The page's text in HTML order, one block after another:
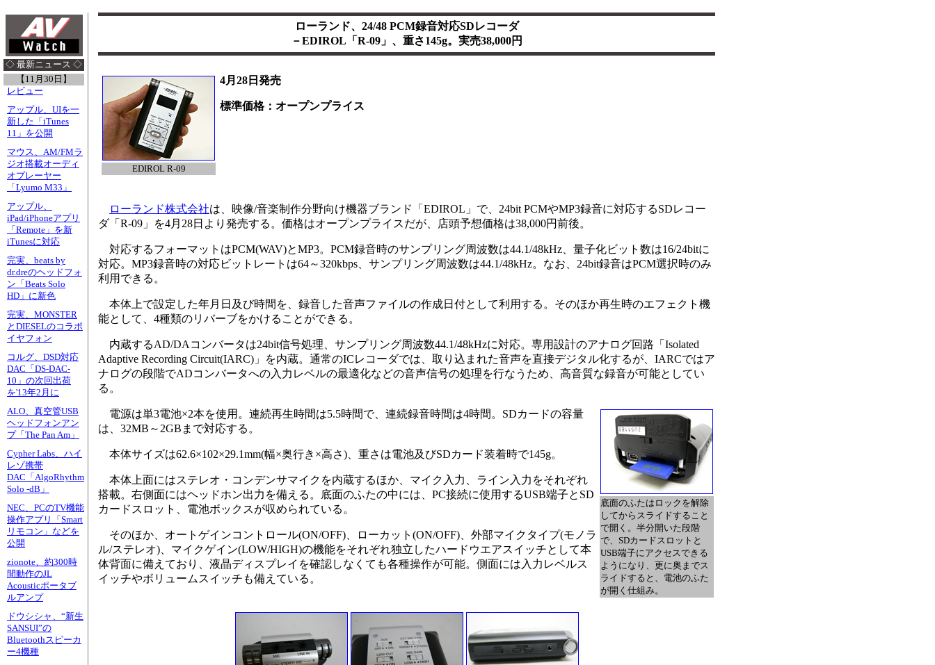
◇ 最新ニュース ◇
【11月30日】
レビュー
アップル、UIを一
新した「iTunes
11」を公開
マウス、AM/FMラ
ジオ搭載オーディ
オプレーヤー
「Lyumo M33」
アップル、
iPad/iPhoneアプリ
「Remote」を新
iTunesに対応
完実、beats by
dr.dreのヘッドフォ
ン「Beats Solo
HD」に新色
完実、MONSTER
とDIESELのコラボ
イヤフォン
コルグ、DSD対応
DAC「DS-DAC-
10」の次回出荷
を'13年2月に
ALO、真空管USB
ヘッドフォンアン
プ「The Pan Am」
Cypher Labs、ハイ
レゾ携帯
DAC「AlgoRhythm
Solo -dB」
NEC、PCのTV機能
操作アプリ「Smart
リモコン」などを
公開
zionote、約300時
間動作のJL
Acousticポータブ
ルアンプ
ドウシシャ、“新生
SANSUI”の
Bluetoothスピーカ
ー4機種
ローランド、24/48 PCM録音対応SDレコーダ
－EDIROL「R-09」、重さ145g。実売38,000円
EDIROL R-09
4月28日発売
標準価格：オープンプライス
ローランド株式会社は、映像/音楽制作分野向け機器ブランド「EDIROL」で、24bit PCMやMP3録音に対応するSDレコー
ダ「R-09」を4月28日より発売する。価格はオープンプライスだが、店頭予想価格は38,000円前後。
対応するフォーマットはPCM(WAV)とMP3。PCM録音時のサンプリング周波数は44.1/48kHz、量子化ビット数は16/24bitに
対応。MP3録音時の対応ビットレートは64～320kbps、サンプリング周波数は44.1/48kHz。なお、24bit録音はPCM選択時のみ
利用できる。
本体上で設定した年月日及び時間を、録音した音声ファイルの作成日付として利用する。そのほか再生時のエフェクト機
能として、4種類のリバーブをかけることができる。
内蔵するAD/DAコンバータは24bit信号処理、サンプリング周波数44.1/48kHzに対応。専用設計のアナログ回路「Isolated
Adaptive Recording Circuit(IARC)」を内蔵。通常のICレコーダでは、取り込まれた音声を直接デジタル化するが、IARCではア
ナログの段階でADコンバータへの入力レベルの最適化などの音声信号の処理を行なうため、高音質な録音が可能としてい
る。
底面のふたはロックを解除
してからスライドすること
で開く。半分開いた段階
で、SDカードスロットと
USB端子にアクセスできる
ようになり、更に奥までス
ライドすると、電池のふた
が開く仕組み。
電源は単3電池×2本を使用。連続再生時間は5.5時間で、連続録音時間は4時間。SDカードの容量
は、32MB～2GBまで対応する。
本体サイズは62.6×102×29.1mm(幅×奥行き×高さ)、重さは電池及びSDカード装着時で145g。
本体上面にはステレオ・コンデンサマイクを内蔵するほか、マイク入力、ライン入力をそれぞれ
搭載。右側面にはヘッドホン出力を備える。底面のふたの中には、PC接続に使用するUSB端子とSD
カードスロット、電池ボックスが収められている。
そのほか、オートゲインコントロール(ON/OFF)、ローカット(ON/OFF)、外部マイクタイプ(モノラ
ル/ステレオ)、マイクゲイン(LOW/HIGH)の機能をそれぞれ独立したハードウエアスイッチとして本
体背面に備えており、液晶ディスプレイを確認しなくても各種操作が可能。側面には入力レベルス
イッチやボリュームスイッチも備えている。